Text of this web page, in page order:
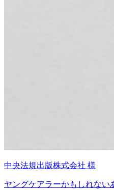
中央法規出版株式会社 様
ヤングケアラーかもしれない